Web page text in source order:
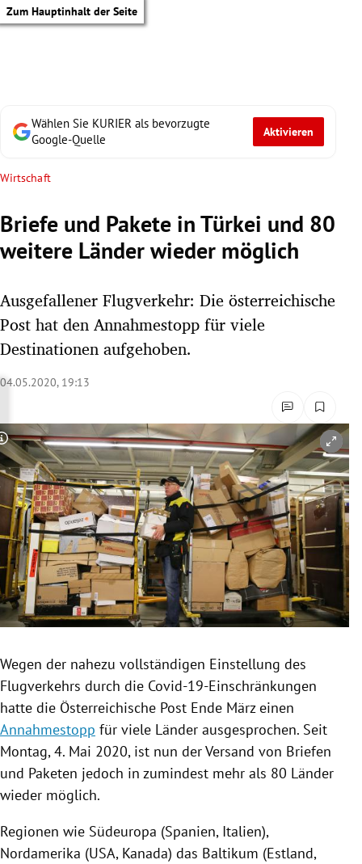
Zum Hauptinhalt der Seite
Untermenü
Untermenü
Untermenü
Untermenü
Untermenü
Untermenü
Untermenü
Untermenü
Wählen Sie KURIER als bevorzugte
Google-Quelle
Aktivieren
Wirtschaft
Briefe und Pakete in Türkei und 80
weitere Länder wieder möglich
Ausgefallener Flugverkehr: Die österreichische
Post hat den Annahmestopp für viele
Destinationen aufgehoben.
04.05.2020, 19:13
Copyright-Hinweis öffnen/schließen
Wegen der nahezu vollständigen Einstellung des
Flugverkehrs durch die Covid-19-Einschränkungen
hatte die Österreichische Post Ende März einen
Annahmestopp für viele Länder ausgesprochen. Seit
Montag, 4. Mai 2020, ist nun der Versand von Briefen
und Paketen jedoch in zumindest mehr als 80 Länder
wieder möglich.
Regionen wie Südeuropa (Spanien, Italien),
Nordamerika (USA, Kanada) das Baltikum (Estland,